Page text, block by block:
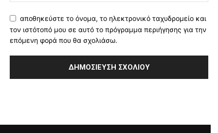
αποθηκεύστε το όνομα, το ηλεκτρονικό ταχυδρομείο και
τον ιστότοπό μου σε αυτό το πρόγραμμα περιήγησης για την
επόμενη φορά που θα σχολιάσω.